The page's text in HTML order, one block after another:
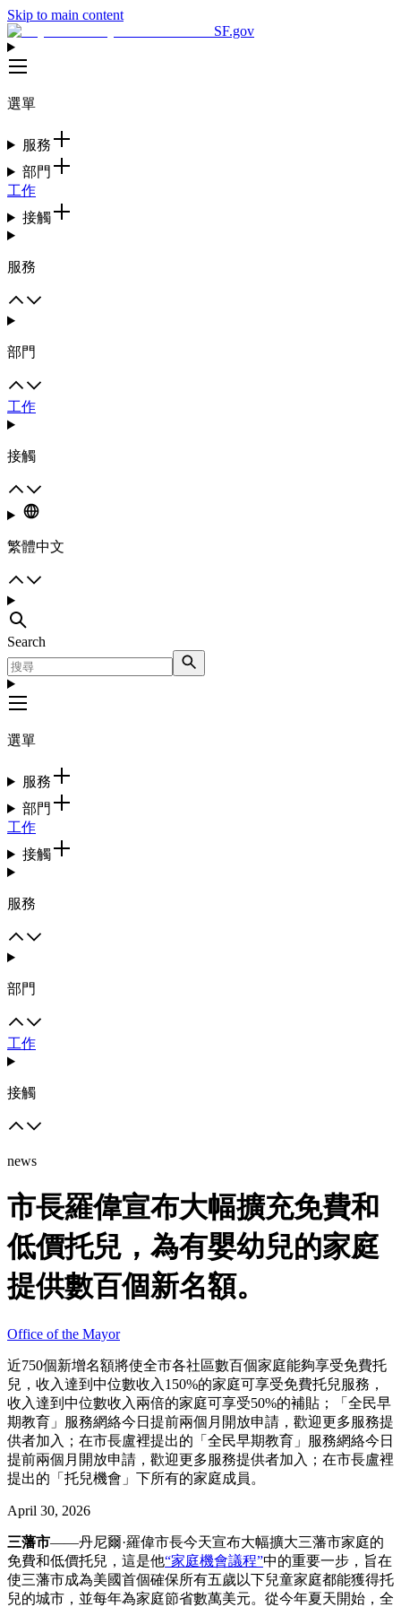
Skip to main content
SF.gov
選單
服務
部門
工作
接觸
服務
部門
工作
接觸
繁體中文
Search
選單
服務
部門
工作
接觸
服務
部門
工作
接觸
news
市長羅偉宣布大幅擴充免費和
低價托兒，為有嬰幼兒的家庭
提供數百個新名額。
Office of the Mayor
近750個新增名額將使全市各社區數百個家庭能夠享受免費托
兒，收入達到中位數收入150%的家庭可享受免費托兒服務，
收入達到中位數收入兩倍的家庭可享受50%的補貼；「全民早
期教育」服務網絡今日提前兩個月開放申請，歡迎更多服務提
供者加入；在市長盧裡提出的「全民早期教育」服務網絡今日
提前兩個月開放申請，歡迎更多服務提供者加入；在市長盧裡
提出的「托兒機會」下所有的家庭成員。
April 30, 2026
三藩市——丹尼爾·羅偉市長今天宣布大幅擴大三藩市家庭的
免費和低價托兒，這是他“家庭機會議程”中的重要一步，旨在
使三藩市成為美國首個確保所有五歲以下兒童家庭都能獲得托
兒的城市，並每年為家庭節省數萬美元。從今年夏天開始，全